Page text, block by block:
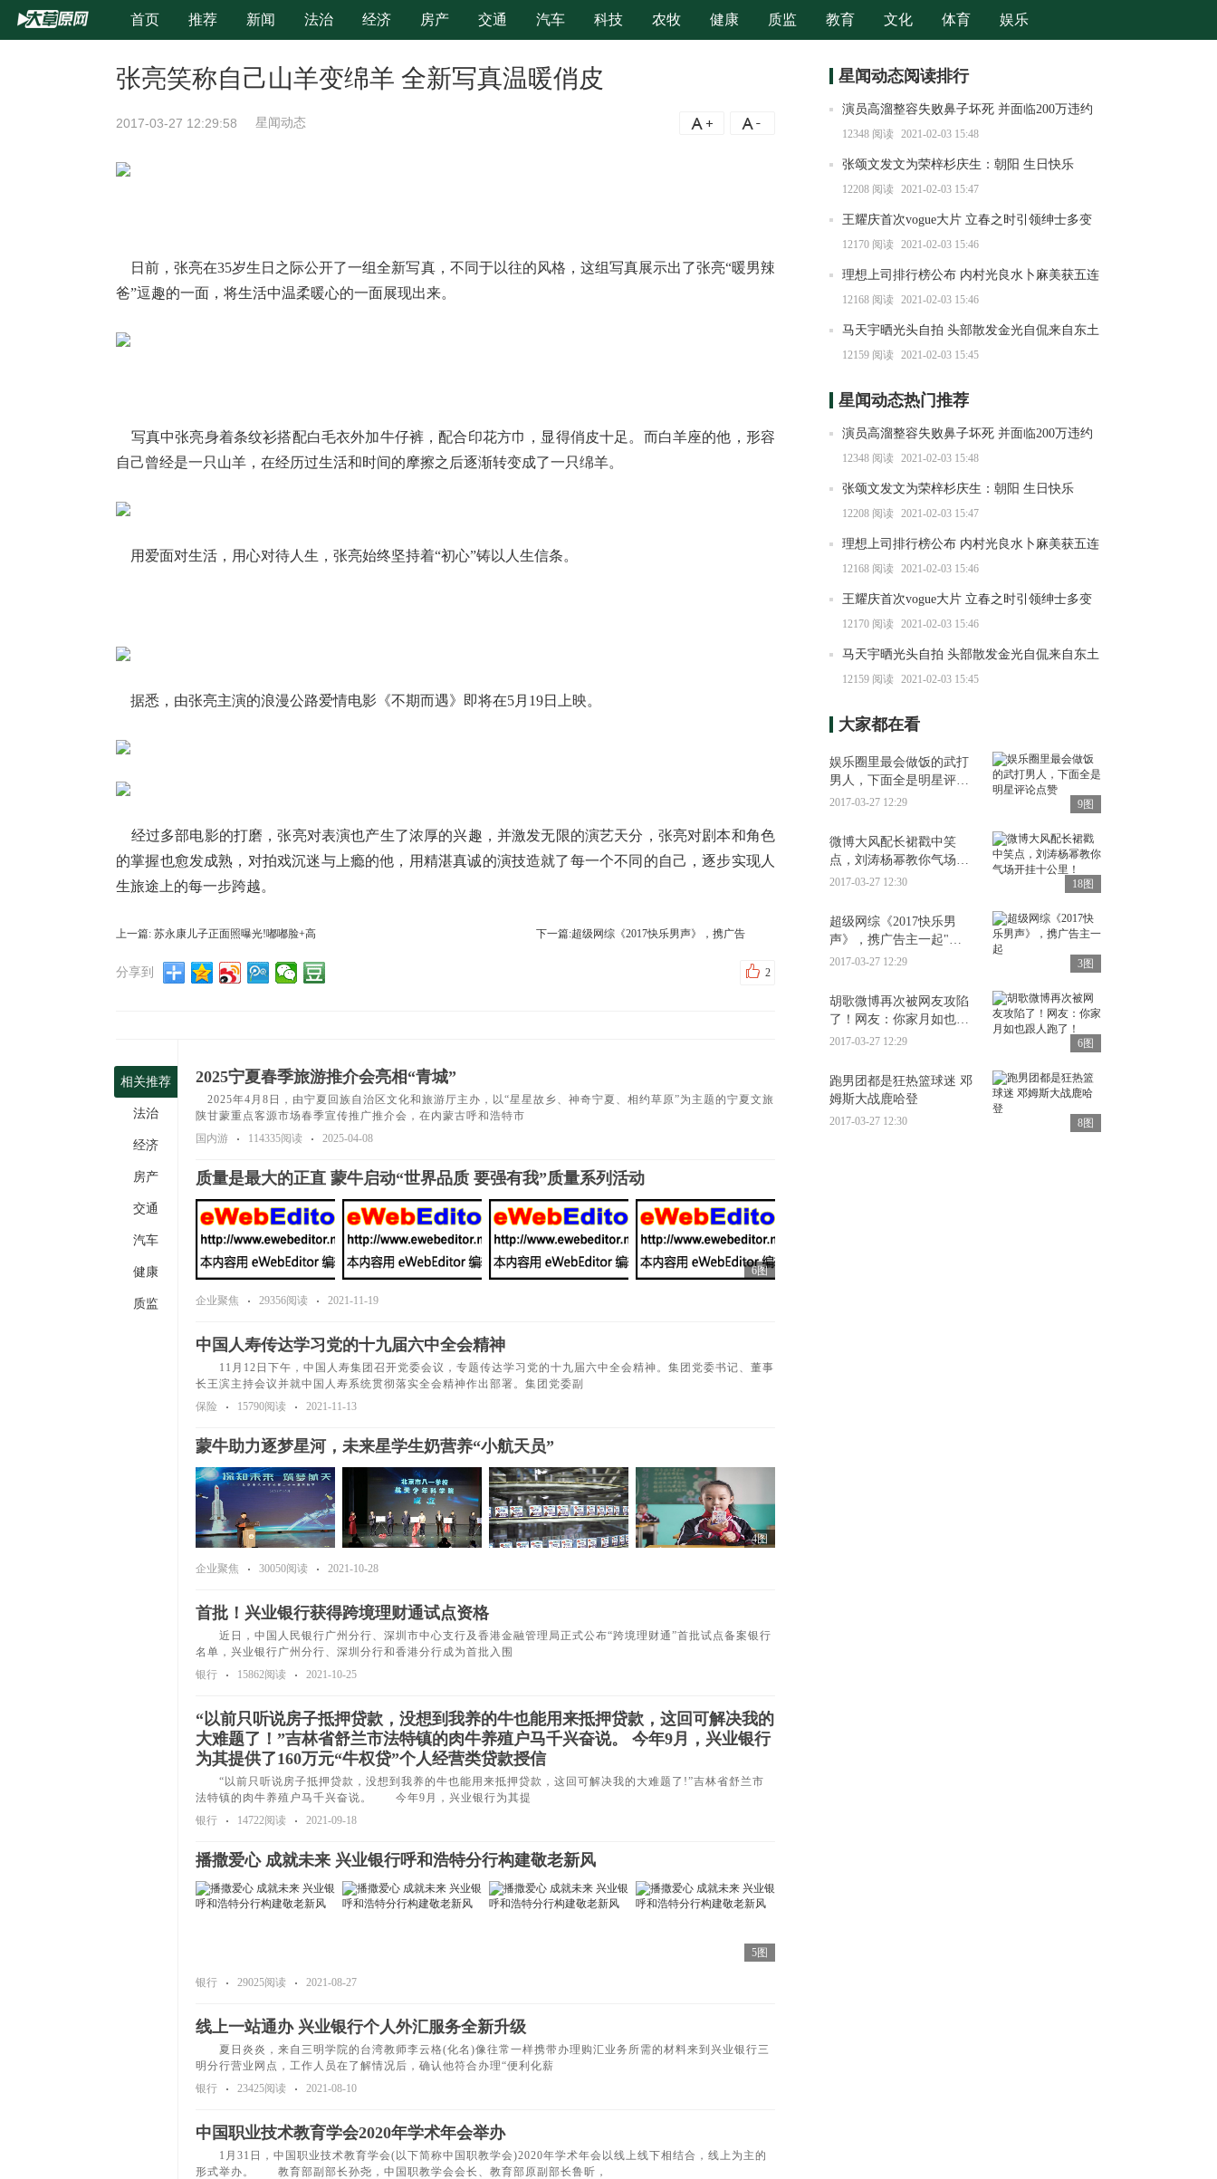
首页 推荐 新闻 法治 经济 房产 交通 汽车 科技 农牧 健康 质监 教育 文化 体育 娱乐
张亮笑称自己山羊变绵羊 全新写真温暖俏皮
2017-03-27 12:29:58 星闻动态
日前，张亮在35岁生日之际公开了一组全新写真，不同于以往的风格，这组写真展示出了张亮“暖男辣
爸”逗趣的一面，将生活中温柔暖心的一面展现出来。
写真中张亮身着条纹衫搭配白毛衣外加牛仔裤，配合印花方巾，显得俏皮十足。而白羊座的他，形容
自己曾经是一只山羊，在经历过生活和时间的摩擦之后逐渐转变成了一只绵羊。
用爱面对生活，用心对待人生，张亮始终坚持着“初心”铸以人生信条。
据悉，由张亮主演的浪漫公路爱情电影《不期而遇》即将在5月19日上映。
经过多部电影的打磨，张亮对表演也产生了浓厚的兴趣，并激发无限的演艺天分，张亮对剧本和角色
的掌握也愈发成熟，对拍戏沉迷与上瘾的他，用精湛真诚的演技造就了每一个不同的自己，逐步实现人
生旅途上的每一步跨越。
上一篇: 苏永康儿子正面照曝光!嘟嘟脸+高 下一篇:超级网综《2017快乐男声》，携广告
分享到 2
2025宁夏春季旅游推介会亮相“青城”
2025年4月8日，由宁夏回族自治区文化和旅游厅主办，以“星星故乡、神奇宁夏、相约草原”为主题的宁夏文旅
陕甘蒙重点客源市场春季宣传推广推介会，在内蒙古呼和浩特市
国内游
114335阅读 2025-04-08
质量是最大的正直 蒙牛启动“世界品质 要强有我”质量系列活动
6图
企业聚焦 29356阅读 2021-11-19
中国人寿传达学习党的十九届六中全会精神
11月12日下午，中国人寿集团召开党委会议，专题传达学习党的十九届六中全会精神。集团党委书记、董事
长王滨主持会议并就中国人寿系统贯彻落实全会精神作出部署。集团党委副
保险
15790阅读 2021-11-13
蒙牛助力逐梦星河，未来星学生奶营养“小航天员”
4图
企业聚焦 30050阅读 2021-10-28
首批！兴业银行获得跨境理财通试点资格
近日，中国人民银行广州分行、深圳市中心支行及香港金融管理局正式公布“跨境理财通”首批试点备案银行
名单，兴业银行广州分行、深圳分行和香港分行成为首批入围
银行
15862阅读 2021-10-25
“以前只听说房子抵押贷款，没想到我养的牛也能用来抵押贷款，这回可解决我的
大难题了！”吉林省舒兰市法特镇的肉牛养殖户马千兴奋说。 今年9月，兴业银行
为其提供了160万元“牛权贷”个人经营类贷款授信
“以前只听说房子抵押贷款，没想到我养的牛也能用来抵押贷款，这回可解决我的大难题了!”吉林省舒兰市
法特镇的肉牛养殖户马千兴奋说。 今年9月，兴业银行为其提
银行
14722阅读 2021-09-18
播撒爱心 成就未来 兴业银行呼和浩特分行构建敬老新风
5图
银行 29025阅读 2021-08-27
线上一站通办 兴业银行个人外汇服务全新升级
夏日炎炎，来自三明学院的台湾教师李云格(化名)像往常一样携带办理购汇业务所需的材料来到兴业银行三
明分行营业网点，工作人员在了解情况后，确认他符合办理“便利化薪
银行
23425阅读 2021-08-10
中国职业技术教育学会2020年学术年会举办
1月31日，中国职业技术教育学会(以下简称中国职教学会)2020年学术年会以线上线下相结合，线上为主的
形式举办。 教育部副部长孙尧，中国职教学会会长、教育部原副部长鲁昕，
相关推荐
法治
经济
房产
交通
汽车
健康
质监
星闻动态阅读排行
演员高溜整容失败鼻子坏死 并面临200万违约
赔偿
12348 阅读 2021-02-03 15:48
张颂文发文为荣梓杉庆生：朝阳 生日快乐
12208 阅读 2021-02-03 15:47
王耀庆首次vogue大片 立春之时引领绅士多变
穿搭
12170 阅读 2021-02-03 15:46
理想上司排行榜公布 内村光良水卜麻美获五连
霸
12168 阅读 2021-02-03 15:46
马天宇晒光头自拍 头部散发金光自侃来自东土
大唐
12159 阅读 2021-02-03 15:45
星闻动态热门推荐
演员高溜整容失败鼻子坏死 并面临200万违约
赔偿
12348 阅读 2021-02-03 15:48
张颂文发文为荣梓杉庆生：朝阳 生日快乐
12208 阅读 2021-02-03 15:47
理想上司排行榜公布 内村光良水卜麻美获五连
霸
12168 阅读 2021-02-03 15:46
王耀庆首次vogue大片 立春之时引领绅士多变
穿搭
12170 阅读 2021-02-03 15:46
马天宇晒光头自拍 头部散发金光自侃来自东土
大唐
12159 阅读 2021-02-03 15:45
大家都在看
娱乐圈里最会做饭的武打
男人，下面全是明星评论
点赞
2017-03-27 12:29 9图
微博大风配长裙戳中笑
点，刘涛杨幂教你气场开
挂十公里！
2017-03-27 12:30 18图
超级网综《2017快乐男
声》，携广告主一起"最
强出道"
2017-03-27 12:29 3图
胡歌微博再次被网友攻陷
了！网友：你家月如也跟
人跑了！
2017-03-27 12:29 6图
跑男团都是狂热篮球迷 邓
姆斯大战鹿哈登
2017-03-27 12:30 8图